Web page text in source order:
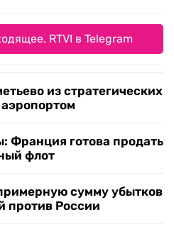
RTVI в Telegram
из стратегических
аэропортом
Франция готова продать
флот
сумму убытков
против России